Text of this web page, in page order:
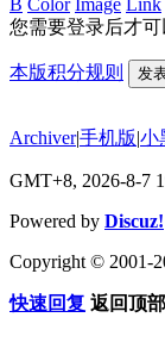
您需要登录后才
本版积分规则 发
Archiver|手机版|小
GMT+8, 2026-8-7
Powered by Discuz!
Copyright © 2001-
快速回复 返回顶部